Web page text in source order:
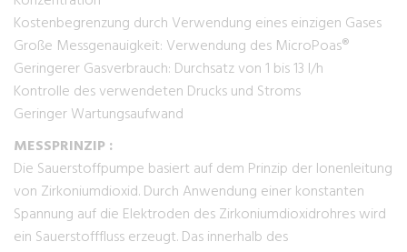
Kostenbegrenzung durch Verwendung eines einzigen Gases
Große Messgenauigkeit: Verwendung des MicroPoas®
Geringerer Gasverbrauch: Durchsatz von 1 bis 13 l/h
Kontrolle des verwendeten Drucks und Stroms
Geringer Wartungsaufwand
MESSPRINZIP :
Die Sauerstoffpumpe basiert auf dem Prinzip der Ionenleitung
von Zirkoniumdioxid. Durch Anwendung einer konstanten
Spannung auf die Elektroden des Zirkoniumdioxidrohres wird
ein Sauerstofffluss erzeugt. Das innerhalb des